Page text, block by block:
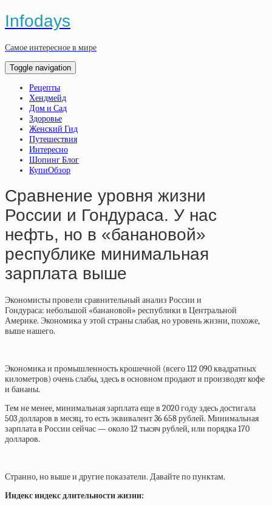
Infodays
Самое интересное в мире
Toggle navigation
Рецепты
Хендмейд
Дом и Сад
Здоровье
Женский Гид
Путешествия
Интересно
Шопинг Блог
КупиОбзор
Сравнение уровня жизни
России и Гондураса. У нас
нефть, но в «банановой»
республике минимальная
зарплата выше
Экономисты провели сравнительный анализ России и
Гондураса: небольшой «банановой» республики в Центральной
Америке. Экономика у этой страны слабая, но уровень жизни, похоже,
выше нашего.
Экономика и промышленность крошечной (всего 112 090 квадратных
километров) очень слабы, здесь в основном продают и производят кофе
и бананы.
Тем не менее, минимальная зарплата еще в 2020 году здесь достигала
503 долларов в месяц, то есть эквивалент 36 658 рублей. Минимальная
зарплата в России сейчас — около 12 тысяч рублей, или порядка 170
долларов.
Странно, но выше и другие показатели. Давайте по пунктам.
Индекс индекс длительности жизни: